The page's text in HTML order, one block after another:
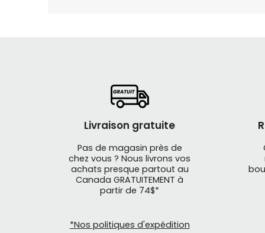
Livraison gratuite
Pas de magasin près de
chez vous ? Nous livrons vos
achats presque partout au
Canada GRATUITEMENT à
partir de 74$*
*Nos politiques d'expédition